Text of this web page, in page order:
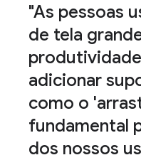
"As pessoas
de tela
adicionar
como o
fundamental
dos nossos